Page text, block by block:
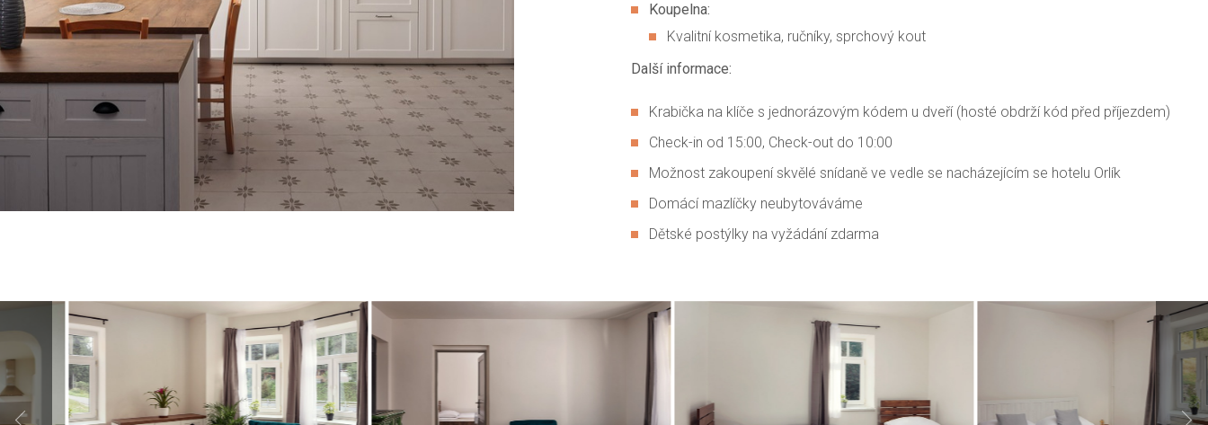
Koupelna:
Kvalitní kosmetika, ručníky, sprchový kout
Další informace:
Krabička na klíče s jednorázovým kódem u dveří (hosté obdrží kód před příjezdem)
Check-in od 15:00, Check-out do 10:00
Možnost zakoupení skvělé snídaně ve vedle se nacházejícím se hotelu Orlík
Domácí mazlíčky neubytováváme
Dětské postýlky na vyžádání zdarma